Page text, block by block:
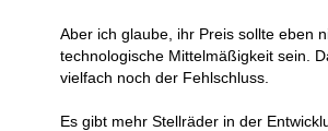
Aber ich glaube, ihr Preis sollte eben
technologische Mittelmäßigkeit sein.
vielfach noch der Fehlschluss.
Es gibt mehr Stellräder in der